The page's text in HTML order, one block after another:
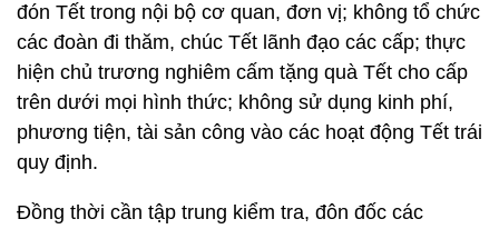
đón Tết trong nội bộ cơ quan, đơn vị; không tổ chức
các đoàn đi thăm, chúc Tết lãnh đạo các cấp; thực
hiện chủ trương nghiêm cấm tặng quà Tết cho cấp
trên dưới mọi hình thức; không sử dụng kinh phí,
phương tiện, tài sản công vào các hoạt động Tết trái
quy định.
Đồng thời cần tập trung kiểm tra, đôn đốc các